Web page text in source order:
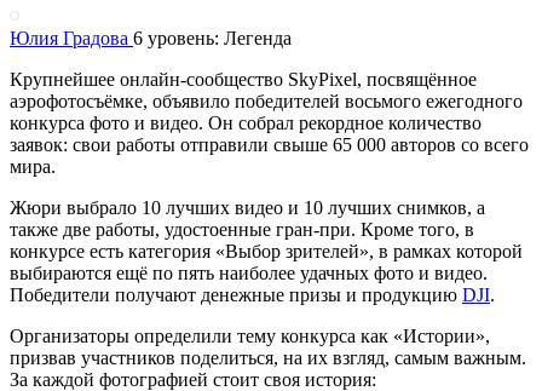
Юлия Градова 6 уровень: Легенда
Крупнейшее онлайн-сообщество SkyPixel, посвящённое
аэрофотосъёмке, объявило победителей восьмого ежегодного
конкурса фото и видео. Он собрал рекордное количество
заявок: свои работы отправили свыше 65 000 авторов со всего
мира.
Жюри выбрало 10 лучших видео и 10 лучших снимков, а
также две работы, удостоенные гран-при. Кроме того, в
конкурсе есть категория «Выбор зрителей», в рамках которой
выбираются ещё по пять наиболее удачных фото и видео.
Победители получают денежные призы и продукцию DJI.
Организаторы определили тему конкурса как «Истории»,
призвав участников поделиться, на их взгляд, самым важным.
За каждой фотографией стоит своя история: